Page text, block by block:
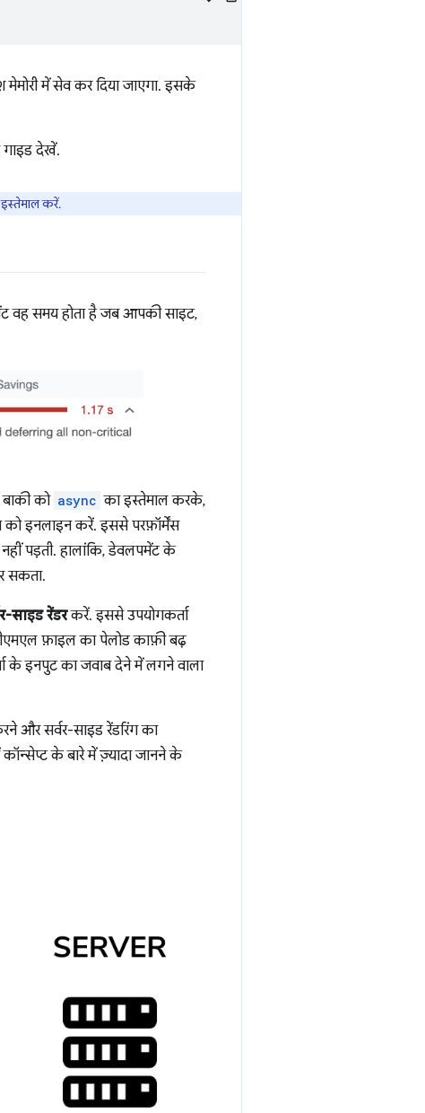
में सेव कर दिया जाएगा. इसके
देखें.
करें.
वह समय होता है जब आपकी साइट,
को async का इस्तेमाल करके,
इनलाइन करें. इससे परफ़ॉर्मेंस
पड़ती. हालांकि, डेवलपमेंट के
सकता.
साइड रेंडरकरें. इससे उपयोगकर्ता
फ़ाइल का पेलोड काफ़ी बढ़
के इनपुट का जवाब देने में लगने वाला
और सर्वर-साइड रेंडरिंग का
के बारे में ज़्यादा जानने के